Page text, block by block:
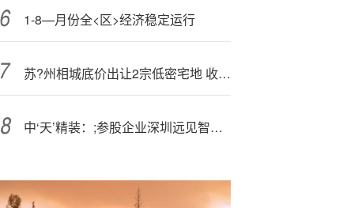
1-8—月份全<区>经济稳定运行
苏?州相城底价出让2宗低密宅地 收金6.07亿元
中‘天’精装：;参股企业深圳远见智存科技有限公司聚焦高带宽存储芯片（HBM）领域